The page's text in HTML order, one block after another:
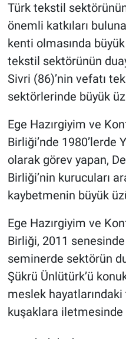
Türk tekstil
önemli katkıları
kenti olmasında
tekstil sektörünün
Sivri (86)’nin vefatı
sektörlerinde büyük
Ege Hazırgiyim ve
Birliği’nde 1980’lerde
olarak görev yapan,
Birliği’nin kurucuları
kaybetmenin büyük
Ege Hazırgiyim ve
Birliği, 2011
seminerde sektörün
Şükrü Ünlütürk’ü
meslek
kuşaklara